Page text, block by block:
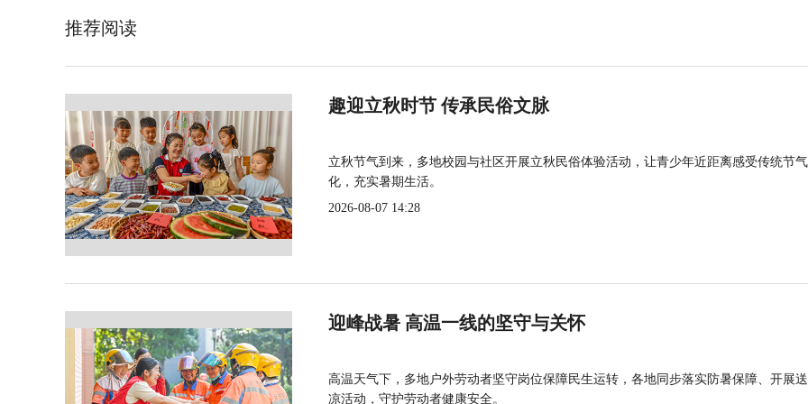
推荐阅读
趣迎立秋时节 传承民俗文脉
立秋节气到来，多地校园与社区开展立秋民俗体验活动，让青少年近距离感受传统节
化，充实暑期生活。
2026-08-07 14:28
迎峰战暑 高温一线的坚守与关怀
高温天气下，多地户外劳动者坚守岗位保障民生运转，各地同步落实防暑保障、开展
凉活动，守护劳动者健康安全。